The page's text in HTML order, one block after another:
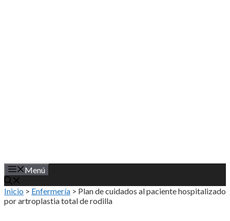
Menú
Inicio > Enfermería > Plan de cuidados al paciente hospitalizado
por artroplastia total de rodilla